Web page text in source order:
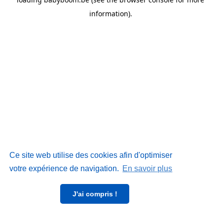
Ce site web utilise des cookies afin d'optimiser
votre expérience de navigation. En savoir plus
J'ai compris !
information).